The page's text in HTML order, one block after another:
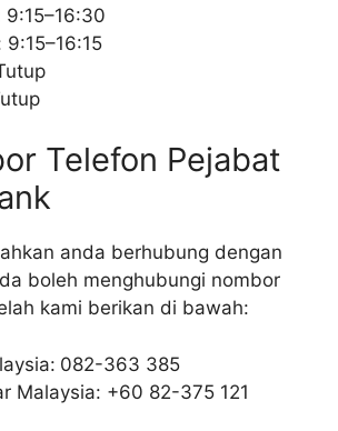
9:15–16:30
Telefon Pejabat
anda berhubung dengan
boleh menghubungi nombor
kami berikan di bawah:
082-363 385
Malaysia: +60 82-375 121